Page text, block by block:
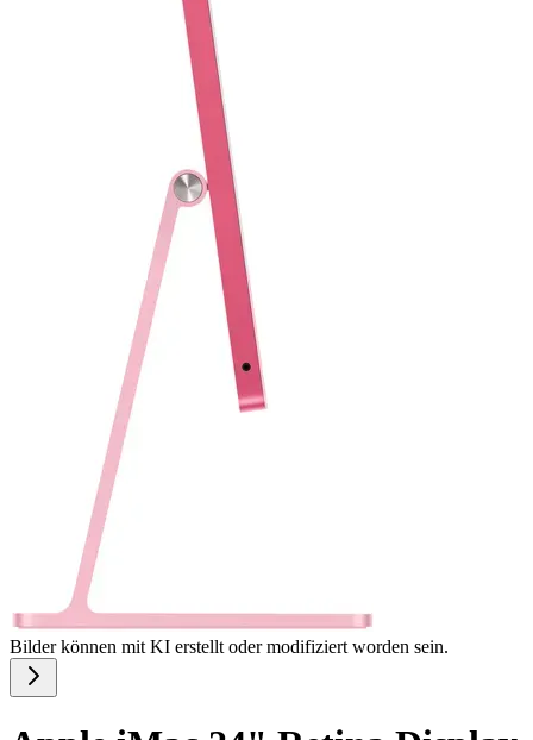
Bilder können mit KI erstellt oder modifiziert worden sein.